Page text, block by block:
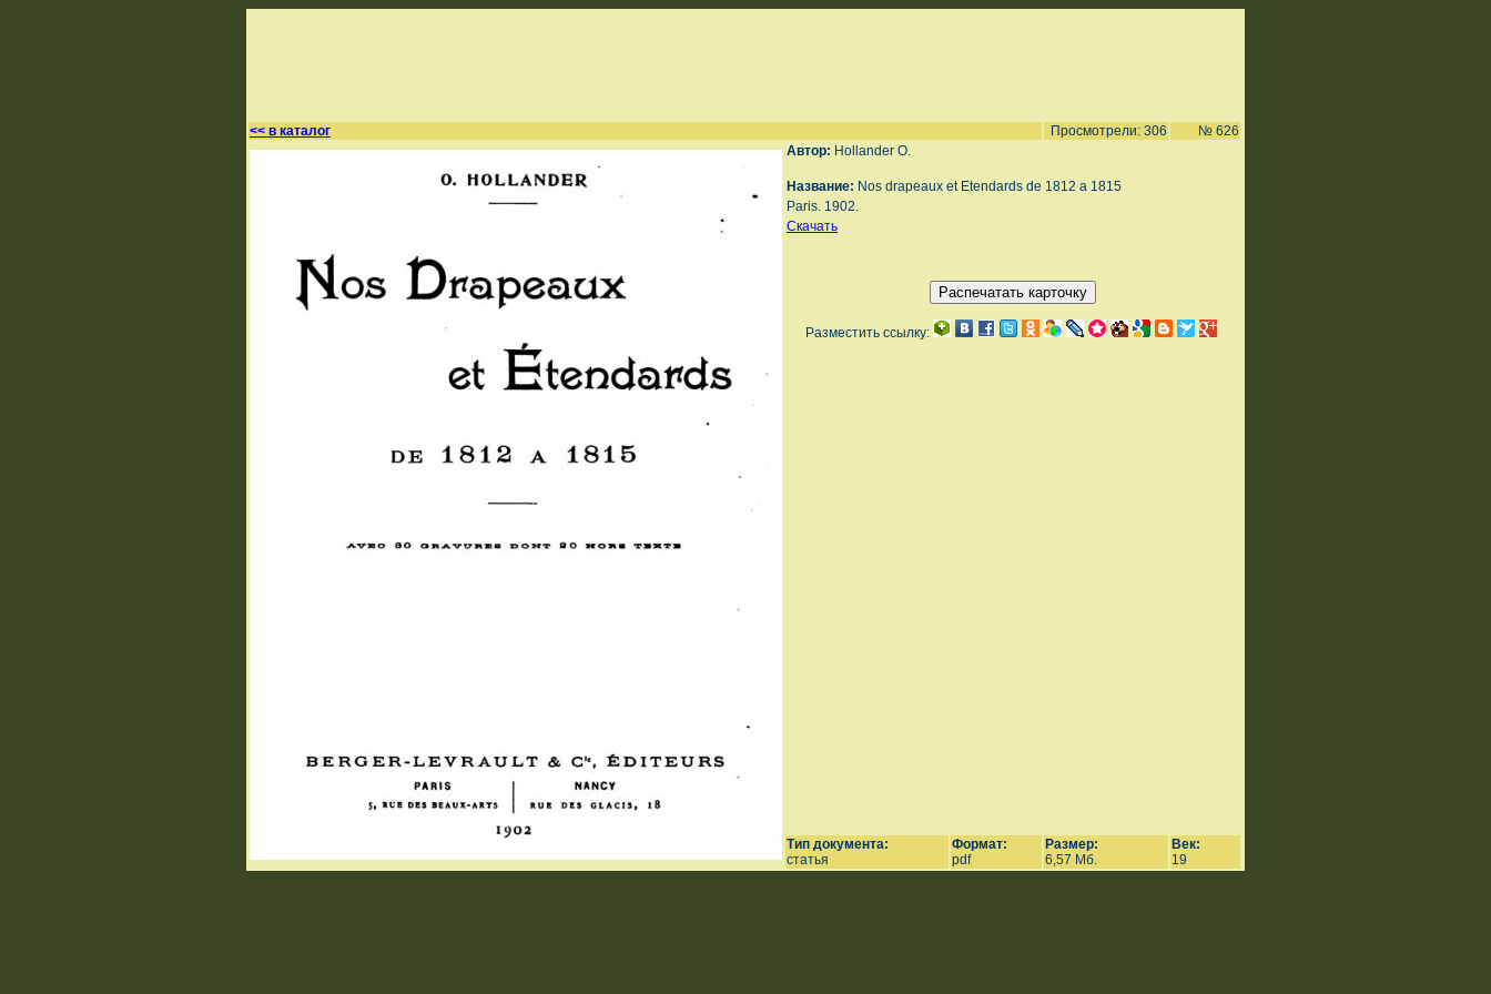
<< в каталог Просмотрели: 306
№ 626
Автор: Hollander O.
Название: Nos drapeaux et Etendards de 1812 a 1815
Paris. 1902.
Скачать
Разместить ссылку:
Тип документа:
статья
Формат:
pdf
Размер:
6,57 Мб.
Век:
19